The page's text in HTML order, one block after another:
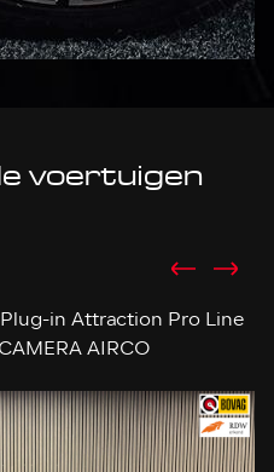
voertuigen
in Attraction Pro Line
AIRCO